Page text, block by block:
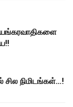
சில நிமிடங்கள்…!